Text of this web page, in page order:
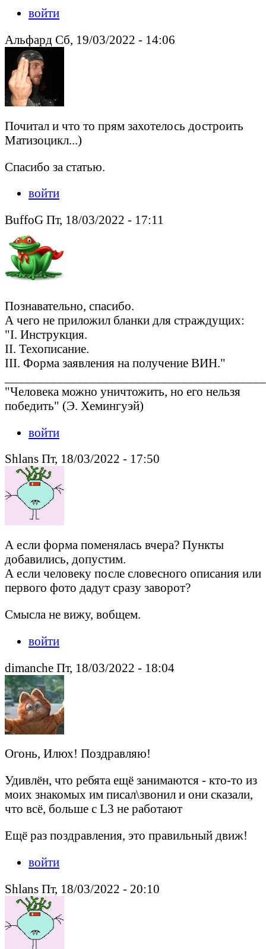
войти
Альфард Сб, 19/03/2022 - 14:06
Почитал и что то прям захотелось достроить
Матизоцикл...)
Спасибо за статью.
войти
BuffoG Пт, 18/03/2022 - 17:11
Познавательно, спасибо.
А чего не приложил бланки для страждущих:
"I. Инструкция.
II. Техописание.
III. Форма заявления на получение ВИН."
"Человека можно уничтожить, но его нельзя
победить" (Э. Хемингуэй)
войти
Shlans Пт, 18/03/2022 - 17:50
А если форма поменялась вчера? Пункты
добавились, допустим.
А если человеку после словесного описания или
первого фото дадут сразу заворот?
Смысла не вижу, вобщем.
войти
dimanche Пт, 18/03/2022 - 18:04
Огонь, Илюх! Поздравляю!
Удивлён, что ребята ещё занимаются - кто-то из
моих знакомых им писал\звонил и они сказали,
что всё, больше с L3 не работают
Ещё раз поздравления, это правильный движ!
войти
Shlans Пт, 18/03/2022 - 20:10